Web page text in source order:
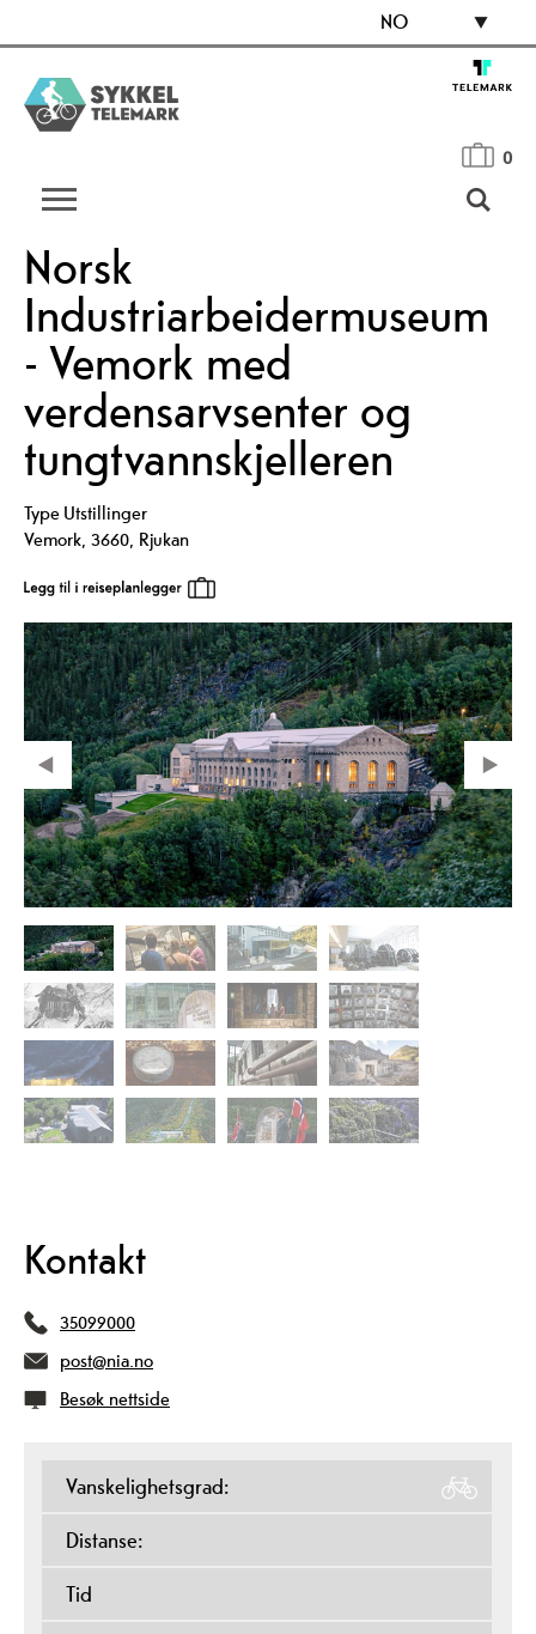
NO
0
Norsk
Industriarbeidermuseum
- Vemork med
verdensarvsenter og
tungtvannskjelleren
TypeUtstillinger
Vemork, 3660, Rjukan
Kontakt
35099000
post@nia.no
Besøk nettside
Vanskelighetsgrad:
Distanse:
Tid